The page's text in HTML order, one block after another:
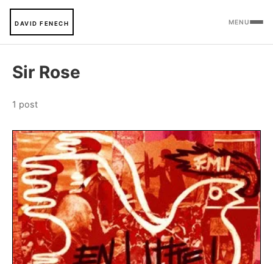
DAVID FENECH MENU
Sir Rose
1 post